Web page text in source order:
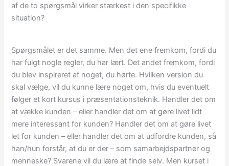
af de to spørgsmål virker stærkest i den specifikke
situation?
Spørgsmålet er det samme. Men det ene fremkom, fordi du
har fulgt nogle regler, du har lært. Det andet fremkom, fordi
du blev inspireret af noget, du hørte. Hvilken version du
skal vælge, vil du kunne lære noget om, hvis du eventuelt
følger et kort kursus i præsentationsteknik. Handler det om
at vække kunden – eller handler det om at gøre livet lidt
mere interessant for kunden? Handler det om at gøre livet
let for kunden – eller handler det om at udfordre kunden, så
han/hun forstår, at du er der – som samarbejdspartner og
menneske? Svarene vil du lære at finde selv. Men kurset i